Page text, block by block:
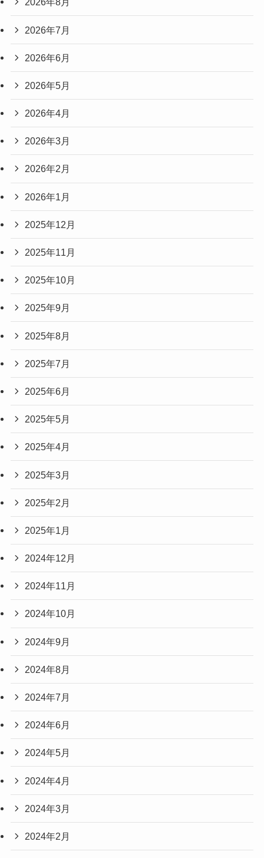
2026年7月
2026年6月
2026年5月
2026年4月
2026年3月
2026年2月
2026年1月
2025年12月
2025年11月
2025年10月
2025年9月
2025年8月
2025年7月
2025年6月
2025年5月
2025年4月
2025年3月
2025年2月
2025年1月
2024年12月
2024年11月
2024年10月
2024年9月
2024年8月
2024年7月
2024年6月
2024年5月
2024年4月
2024年3月
2024年2月